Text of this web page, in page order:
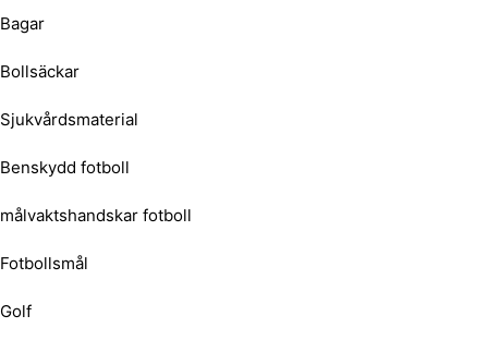
Bagar
Bollsäckar
Sjukvårdsmaterial
Benskydd fotboll
målvaktshandskar fotboll
Fotbollsmål
Golf